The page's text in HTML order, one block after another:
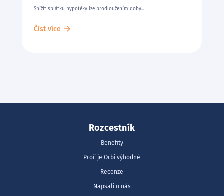
Snížit splátku hypotéky lze prodloužením doby...
Číst více
Rozcestník
Benefity
Proč je Orbi výhodné
Recenze
Napsali o nás